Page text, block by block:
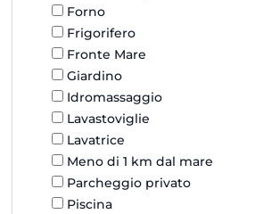
Forno
Frigorifero
Fronte Mare
Giardino
Idromassaggio
Lavastoviglie
Lavatrice
Meno di 1 km dal mare
Parcheggio privato
Piscina